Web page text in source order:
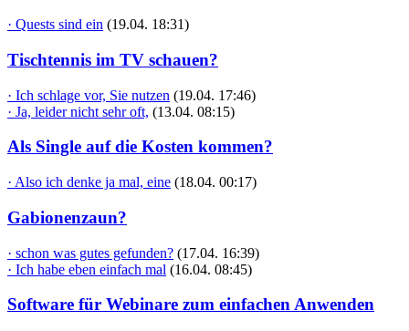
· Quests sind ein (19.04. 18:31)
Tischtennis im TV schauen?
· Ich schlage vor, Sie nutzen (19.04. 17:46)
· Ja, leider nicht sehr oft, (13.04. 08:15)
Als Single auf die Kosten kommen?
· Also ich denke ja mal, eine (18.04. 00:17)
Gabionenzaun?
· schon was gutes gefunden? (17.04. 16:39)
· Ich habe eben einfach mal (16.04. 08:45)
Software für Webinare zum einfachen Anwenden